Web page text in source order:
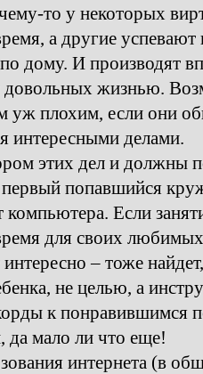
то у некоторых
а другие успевают
дому. И производят
жизнью.
уж плохим, если они
интересными делами.
этих дел и должны
первый попавшийся
Если
для своих
– тоже
не целью, а
к понравившимся
да мало ли что еще!
интернета (в